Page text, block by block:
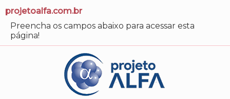
projetoalfa.com.br
Preencha os campos abaixo para acessar esta
página!